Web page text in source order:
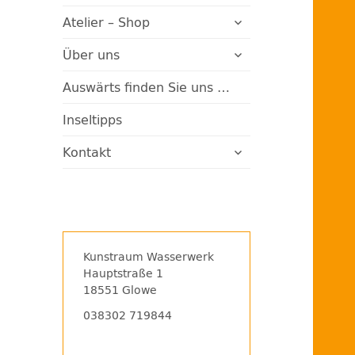
Atelier – Shop
untermenü
Über uns
untermenü
Auswärts finden Sie uns …
Inseltipps
Kontakt
untermenü
Kunstraum Wasserwerk
Hauptstraße 1
18551 Glowe
038302 719844